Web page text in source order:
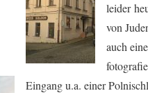
leider
von
auch
Eingang u.a. einer